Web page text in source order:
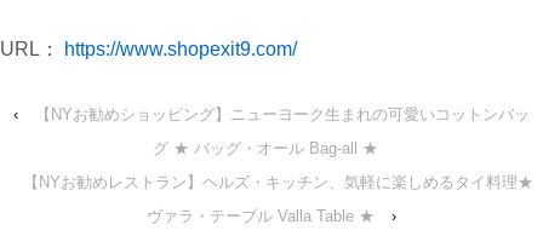
URL： https://www.shopexit9.com/
‹
【NYお勧めショッピング】ニューヨーク生まれの可愛いコットンバッ
グ ★ バッグ・オール Bag-all ★
【NYお勧めレストラン】ヘルズ・キッチン、気軽に楽しめるタイ料理★
ヴァラ・テーブル Valla Table ★
›